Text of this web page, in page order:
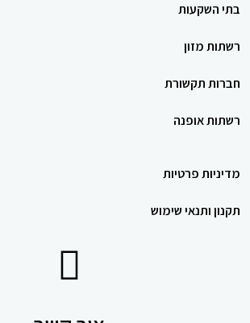
בתי השקעות
רשתות מזון
חברות תקשורת
רשתות אופנה
מדיניות פרטיות
תקנון ותנאי שימוש